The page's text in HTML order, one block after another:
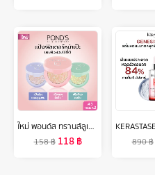
ใหม่ พอนด์ส ทรานส์ลูเซนท์ คอมแพค พาวเดอร์ (แป้งตลับ) แป้งฟิลเตอร์หน้าเป๊ะ คุมมันติดทน 12 ชม. ใช้ได้ทุกสีผิว 4.5ก แพ็คคู่ (เลือกสูตรด้านใน)
158฿ 118฿
890฿